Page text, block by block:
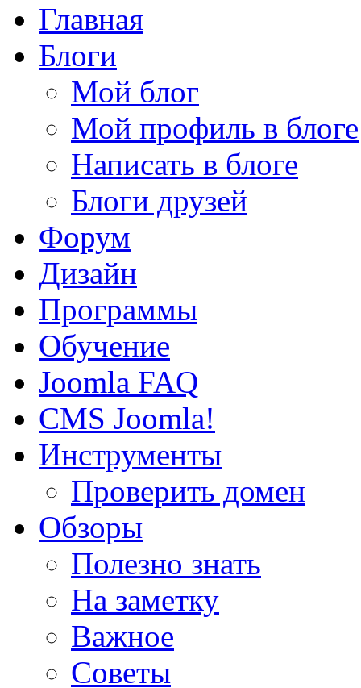
Главная
Блоги
Мой блог
Мой профиль в блоге
Написать в блоге
Блоги друзей
Форум
Дизайн
Программы
Обучение
Joomla FAQ
CMS Joomla!
Инструменты
Проверить домен
Обзоры
Полезно знать
На заметку
Важное
Советы